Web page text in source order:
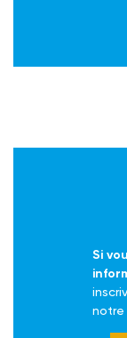
Si
notre